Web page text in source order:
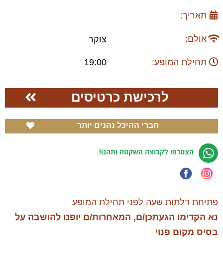
תאריך:
אולם: צוקר
תחילת המופע: 19:00
לרכישת כרטיסים
חברי ההיכל נהנים יותר
הצטרפו לקבוצה השקטה ותהנו!
פתיחת דלתות שעה לפני תחילת המופע
נא הקדימו הגעתכן/ם, המאחרות/ם יופנו להושבה על
בסיס מקום פנוי